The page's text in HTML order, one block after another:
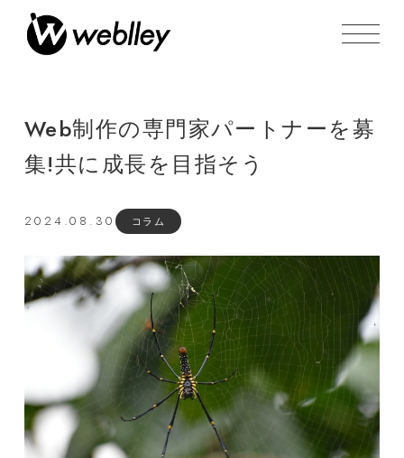
Web制作の専門家パートナーを募
集!共に成長を目指そう
2024.08.30 コラム